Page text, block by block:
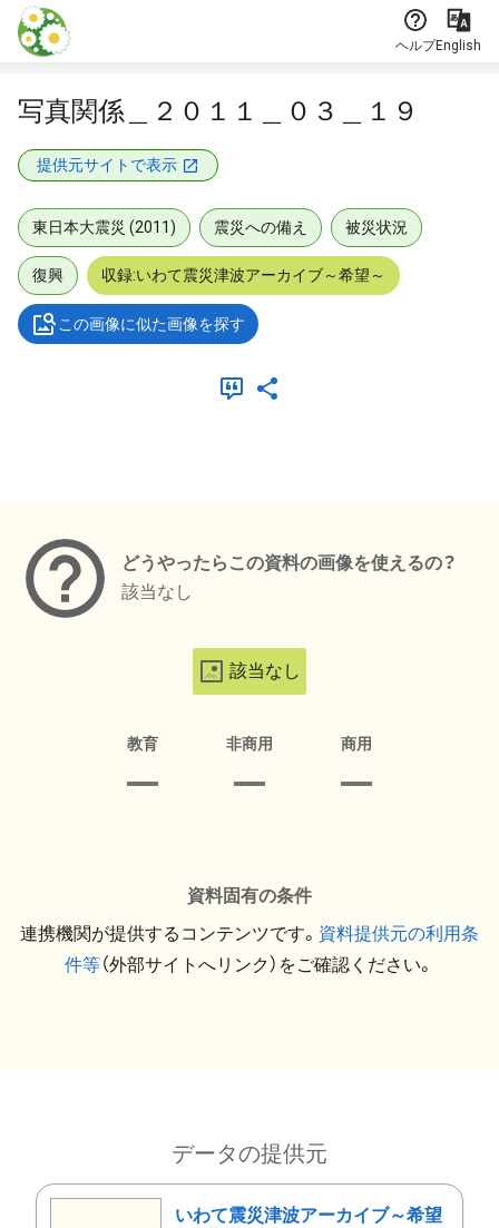
本文に飛ぶ
ヘルプEnglish
写真関係＿２０１１＿０３＿１９
提供元サイトで表示
東日本大震災 (2011) 震災への備え 被災状況
復興 収録:いわて震災津波アーカイブ～希望～
この画像に似た画像を探す
どうやったらこの資料の画像を使えるの？
該当なし
該当なし
教育 非商用 商用
資料固有の条件
連携機関が提供するコンテンツです。 資料提供元の利用条
件等（外部サイトへリンク）をご確認ください。
データの提供元
いわて震災津波アーカイブ～希望